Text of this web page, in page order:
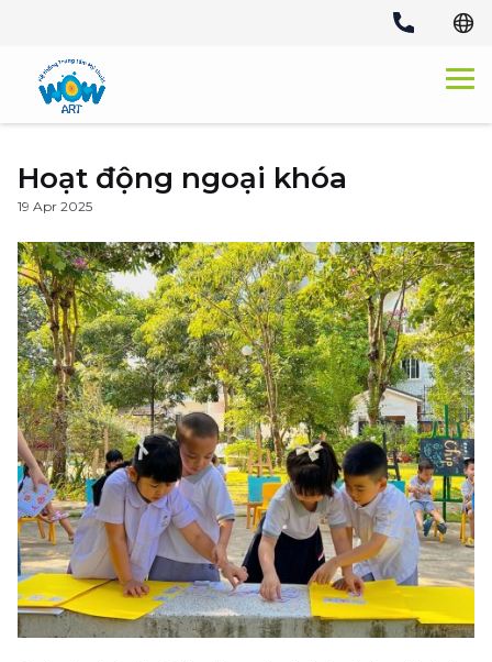
content
Hoạt động ngoại khóa
19 Apr 2025